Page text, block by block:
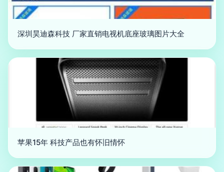
深圳昊迪森科技 厂家直销电视机底座玻璃图片大全
苹果15年 科技产品也有怀旧情怀